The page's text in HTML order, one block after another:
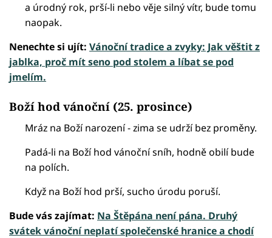
a úrodný rok, prší-li nebo věje silný vítr, bude tomu
naopak.
Nenechte si ujít: Vánoční tradice a zvyky: Jak věštit z
jablka, proč mít seno pod stolem a líbat se pod
jmelím.
Boží hod vánoční (25. prosince)
Mráz na Boží narození - zima se udrží bez proměny.
Padá-li na Boží hod vánoční sníh, hodně obilí bude
na polích.
Když na Boží hod prší, sucho úrodu poruší.
Bude vás zajímat: Na Štěpána není pána. Druhý
svátek vánoční neplatí společenské hranice a chodí